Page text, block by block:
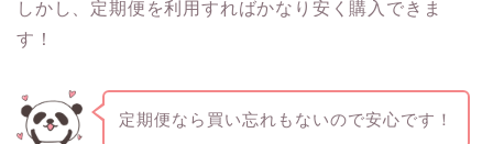
しかし、定期便を利用すればかなり安く購入できま
す！
定期便なら買い忘れもないので安心です！